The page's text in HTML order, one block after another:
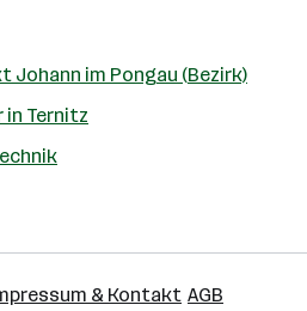
Johann im Pongau (Bezirk)
Ternitz
& Kontakt AGB